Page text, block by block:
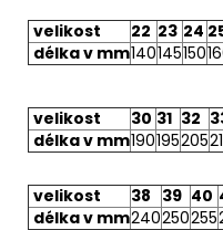
velikost
22 23 24
délka v mm140145150
velikost 30 31 32
délka v mm190195205
velikost 38 39 40
délka v mm240250255